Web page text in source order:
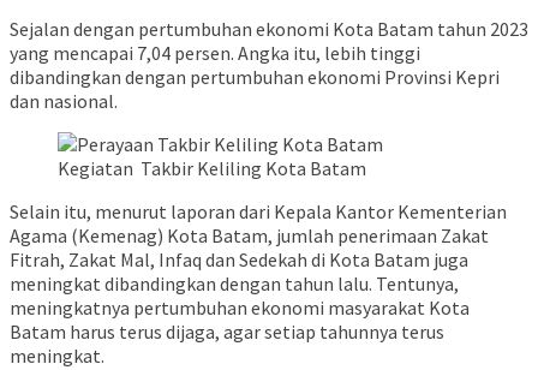
Sejalan dengan pertumbuhan ekonomi Kota Batam tahun 2023
yang mencapai 7,04 persen. Angka itu, lebih tinggi
dibandingkan dengan pertumbuhan ekonomi Provinsi Kepri
dan nasional.
Kegiatan Takbir Keliling Kota Batam
Selain itu, menurut laporan dari Kepala Kantor Kementerian
Agama (Kemenag) Kota Batam, jumlah penerimaan Zakat
Fitrah, Zakat Mal, Infaq dan Sedekah di Kota Batam juga
meningkat dibandingkan dengan tahun lalu. Tentunya,
meningkatnya pertumbuhan ekonomi masyarakat Kota
Batam harus terus dijaga, agar setiap tahunnya terus
meningkat.